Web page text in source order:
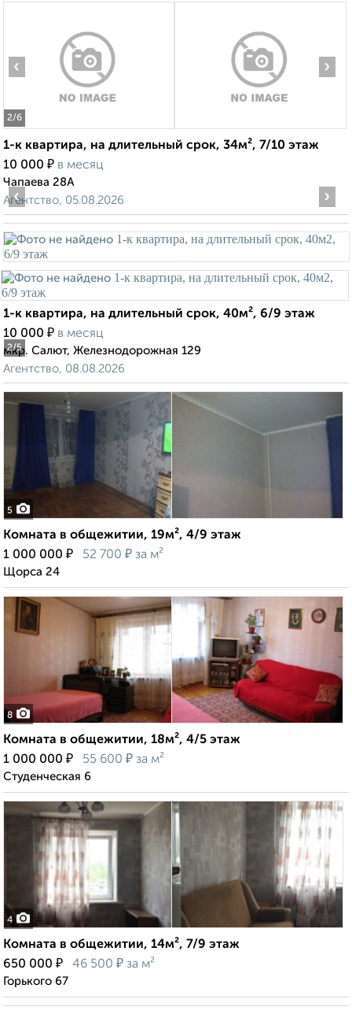
2/6
‹ ›
1-к квартира, на длительный срок, 34м², 7/10 этаж
10 000 ₽ в месяц
Чапаева 28А
Агентство, 05.08.2026
2/5
‹ ›
1-к квартира, на длительный срок, 40м², 6/9 этаж
10 000 ₽ в месяц
мкр. Салют, Железнодорожная 129
Агентство, 08.08.2026
5
Комната в общежитии, 19м², 4/9 этаж
1 000 000 ₽ 52 700 ₽ за м²
Щорса 24
8
Комната в общежитии, 18м², 4/5 этаж
1 000 000 ₽ 55 600 ₽ за м²
Студенческая 6
4
Комната в общежитии, 14м², 7/9 этаж
650 000 ₽ 46 500 ₽ за м²
Горького 67